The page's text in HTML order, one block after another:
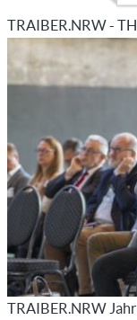
TRAIBER.NRW -
TRAIBER.NRW